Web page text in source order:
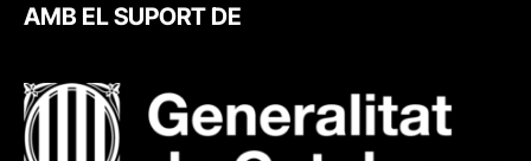
AMB EL SUPORT DE